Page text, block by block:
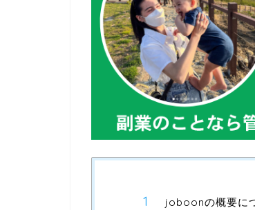
joboonの概要に